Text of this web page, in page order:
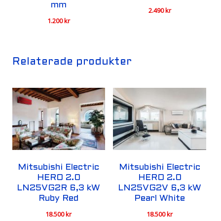
mm
1.200kr
2.490kr
Relaterade produkter
Mitsubishi Electric
HERO 2.0
LN25VG2R 6,3 kW
Ruby Red
18.500kr
Mitsubishi Electric
HERO 2.0
LN25VG2V 6,3 kW
Pearl White
18.500kr